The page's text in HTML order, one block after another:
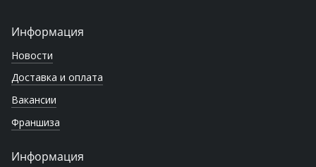
Информация
Новости
Доставка и оплата
Вакансии
Франшиза
Информация